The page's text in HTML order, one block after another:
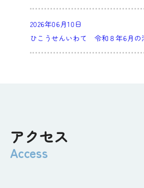
2026年06月10日
ひこうせんいわて 令和８年6月の
アクセス